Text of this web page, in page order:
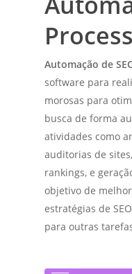
Automação de
software para
morosas para
busca de forma
atividades como
auditorias de
rankings, e
objetivo de
estratégias de
para outras